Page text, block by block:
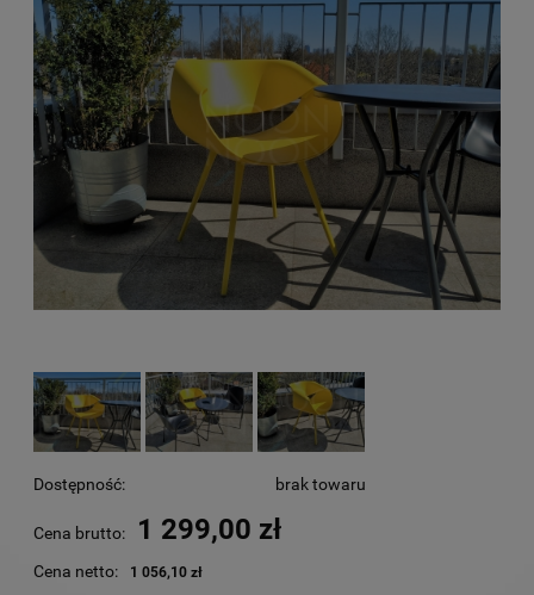
Dostępność: brak towaru
Cena brutto: 1 299,00 zł
Cena netto: 1 056,10 zł